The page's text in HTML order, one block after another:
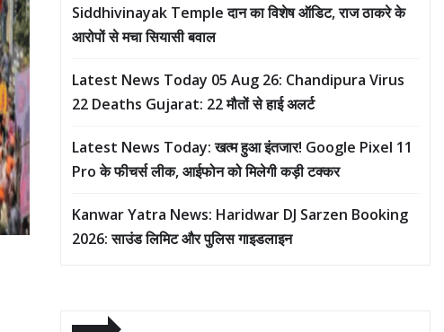
Siddhivinayak Temple दान का विशेष ऑडिट, राज ठाकरे के
आरोपों से मचा सियासी बवाल
Latest News Today 05 Aug 26: Chandipura Virus
22 Deaths Gujarat: 22 मौतों से हाई अलर्ट
Latest News Today: खत्म हुआ इंतजार! Google Pixel 11
Pro के फीचर्स लीक, आईफोन को मिलेगी कड़ी टक्कर
Kanwar Yatra News: Haridwar DJ Sarzen Booking
2026: साउंड लिमिट और पुलिस गाइडलाइन